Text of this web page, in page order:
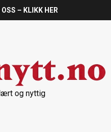
– KLIKK HER
og nyttig